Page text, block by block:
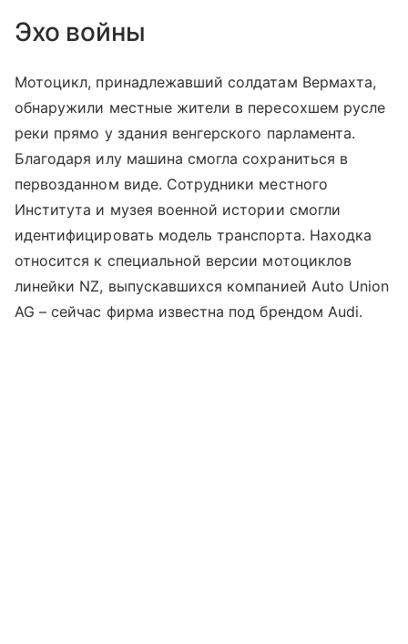
Эхо войны
Мотоцикл, принадлежавший солдатам Вермахта,
обнаружили местные жители в пересохшем русле
реки прямо у здания венгерского парламента.
Благодаря илу машина смогла сохраниться в
первозданном виде. Сотрудники местного
Института и музея военной истории смогли
идентифицировать модель транспорта. Находка
относится к специальной версии мотоциклов
линейки NZ, выпускавшихся компанией Auto Union
AG – сейчас фирма известна под брендом Audi.